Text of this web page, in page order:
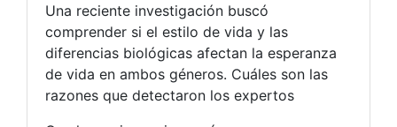
Una reciente investigación buscó
comprender si el estilo de vida y las
diferencias biológicas afectan la esperanza
de vida en ambos géneros. Cuáles son las
razones que detectaron los expertos